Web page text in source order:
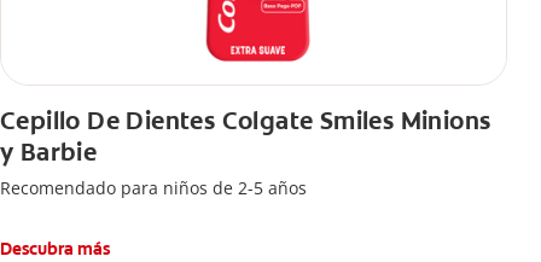
Cepillo De Dientes Colgate Smiles Minions
y Barbie
Recomendado para niños de 2-5 años
Descubra más